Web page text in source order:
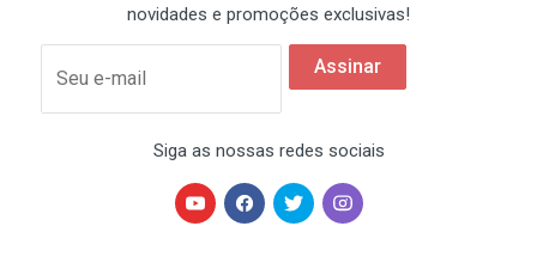
novidades e promoções exclusivas!
Seu e-mail
Assinar
Siga as nossas redes sociais